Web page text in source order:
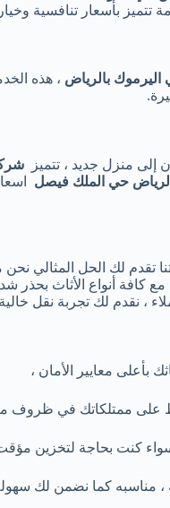
تتميز بأسعار تنافسية
بالرياض ، هذه
إلى منزل جديد ، تتميز
حي الملك فيصل
تقدم لك الحل المثالي
كافة أنواع الأثاث
، نقدم لك تجربة نقل
بأعلى معايير الأمان ،
على ممتلكاتك في ظروف
سواء كنت بحاجة لتخزين
، مناسبه كما نضمن لك